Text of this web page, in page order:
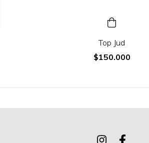
Top Jud
$150.000